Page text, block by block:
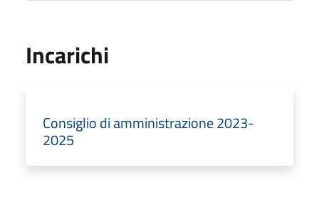
Incarichi
Consiglio di amministrazione 2023-
2025